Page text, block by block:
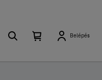
Belépés